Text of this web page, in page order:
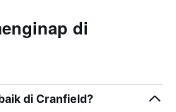
di
di Cranfield?